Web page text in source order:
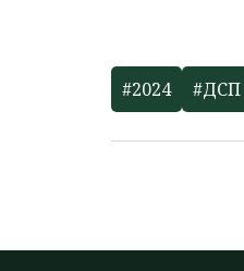
#2024 #ДСП